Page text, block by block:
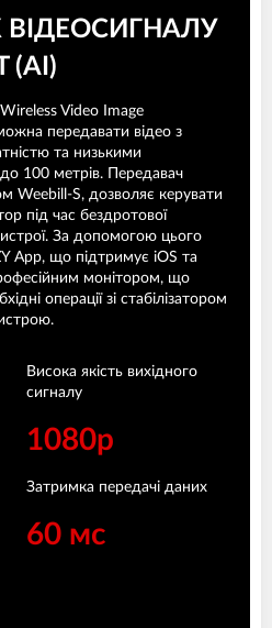
ВІДЕОСИГНАЛУ
(AI)
Video Image
передавати відео з
та низькими
100 метрів. Передавач
Weebill-S, дозволяє керувати
під час бездротової
За допомогою цього
App, що підтримує iOS та
монітором, що
операції зі стабілізатором
Висока якість вихідного
сигналу
1080p
Затримка передачі даних
60 мс